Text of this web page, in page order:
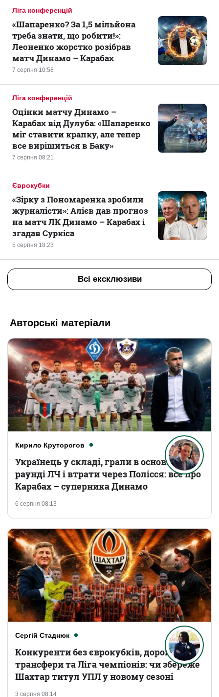
Ліга конференцій
7 серпня 10:58
«Шапаренко? За 1,5 мільйона
треба знати, що робити!»:
Леоненко жорстко розібрав
матч Динамо – Карабах
Ліга конференцій
7 серпня 08:21
Оцінки матчу Динамо –
Карабах від Дулуба: «Шапаренко
міг ставити крапку, але тепер
все вирішиться в Баку»
Єврокубки
5 серпня 18:23
«Зірку з Пономаренка зробили
журналісти»: Алієв дав прогноз
на матч ЛК Динамо – Карабах і
згадав Суркіса
Всі ексклюзиви
Авторські матеріали
Кирило Круторогов
6 серпня 08:13
Українець у складі, грали в основному
раунді ЛЧ і втрати через Полісся: все про
Карабах – суперника Динамо
Сергій Стаднюк
3 серпня 08:14
Конкуренти без єврокубків, дорогі
трансфери та Ліга чемпіонів: чи збереже
Шахтар титул УПЛ у новому сезоні